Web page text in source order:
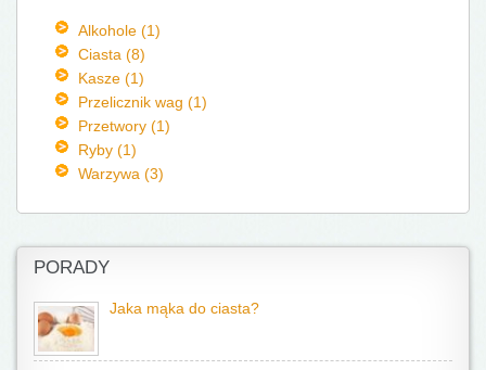
Alkohole (1)
Ciasta (8)
Kasze (1)
Przelicznik wag (1)
Przetwory (1)
Ryby (1)
Warzywa (3)
PORADY
Jaka mąka do ciasta?